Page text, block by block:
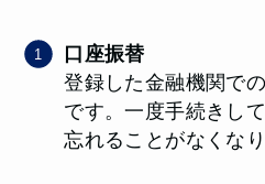
口座振替
登録した金融機関で
です。一度手続きし
忘れることがなくなり